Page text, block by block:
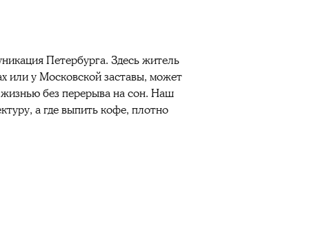
Петербурга. Здесь житель
или у Московской заставы, может
жизнью без перерыва на сон. Наш
а где выпить кофе, плотно